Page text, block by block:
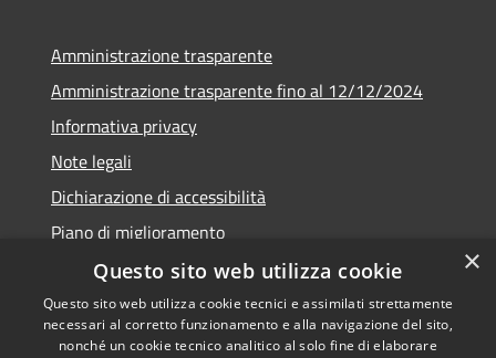
Amministrazione trasparente
Amministrazione trasparente fino al 12/12/2024
Informativa privacy
Note legali
Dichiarazione di accessibilità
Piano di miglioramento
Copyright © 2026 • Town of •
×
Questo sito web utilizza cookie
Questo sito web utilizza cookie tecnici e assimilati strettamente
necessari al corretto funzionamento e alla navigazione del sito,
nonché un cookie tecnico analitico al solo fine di elaborare